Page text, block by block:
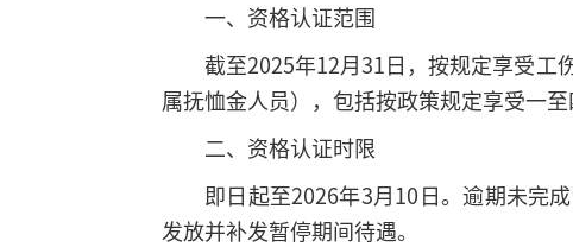
一、资格认证范围
截至2025年12月31日，按规定享受
属抚恤金人员），包括按政策规定享受一
二、资格认证时限
即日起至2026年3月10日。逾期未完
发放并补发暂停期间待遇。